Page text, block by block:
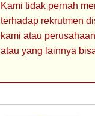
Kami tidak pernah
terhadap rekrutmen
kami atau
atau yang lainnya